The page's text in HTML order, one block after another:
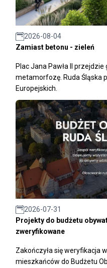
2026-08-04
Zamiast betonu - zieleń
Plac Jana Pawła II
metamorfozę. Ruda Śląska
Europejskich.
2026-07-31
Projekty do budżetu
zweryfikowane
Zakończyła się weryfikacja
mieszkańców do Budżetu